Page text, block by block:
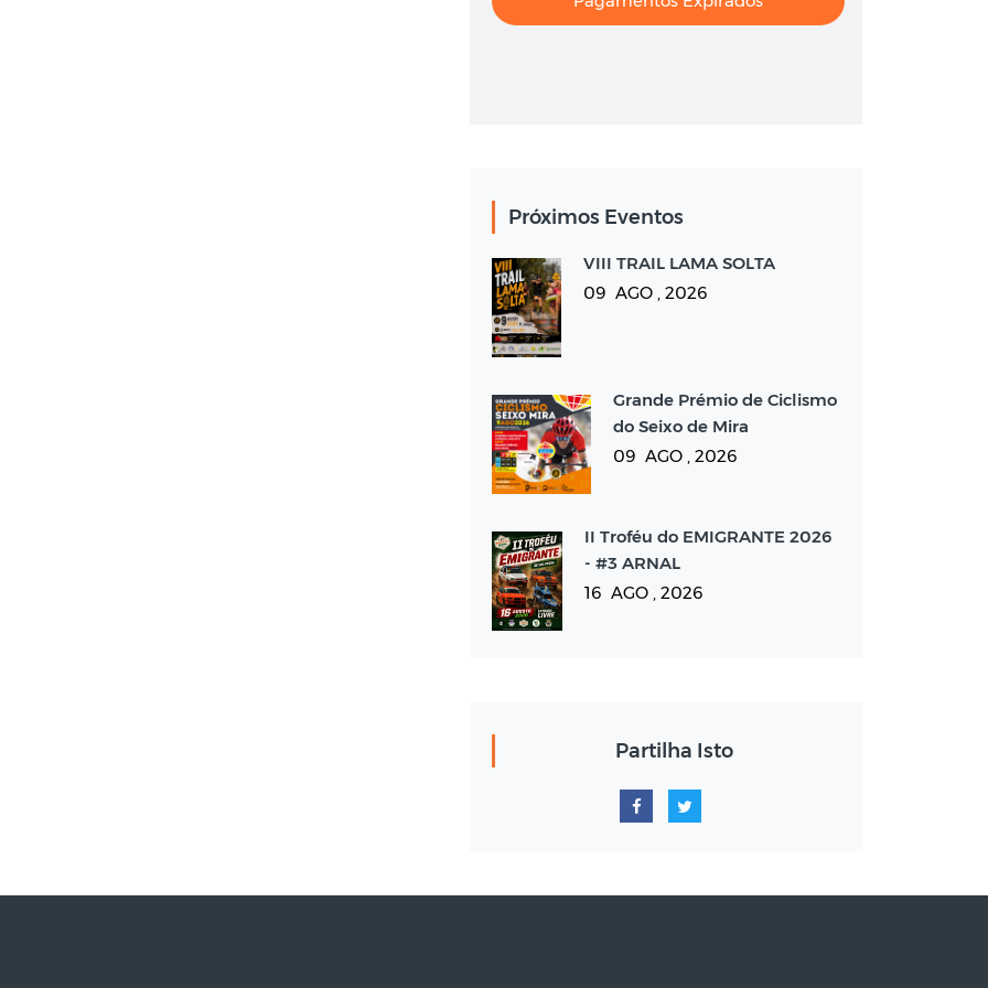
Próximos Eventos
VIII TRAIL LAMA SOLTA
09 AGO , 2026
Grande Prémio de Ciclismo
do Seixo de Mira
09 AGO , 2026
II Troféu do EMIGRANTE 2026
- #3 ARNAL
16 AGO , 2026
Partilha Isto